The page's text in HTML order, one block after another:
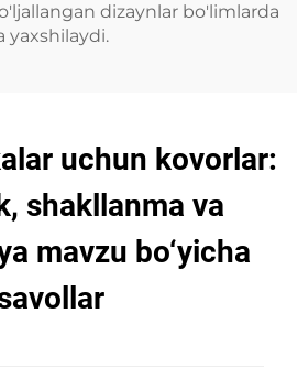
dizaynlar bo'limlarda
yaxshilaydi.
uchun kovorlar:
shakllanma va
mavzu bo‘yicha